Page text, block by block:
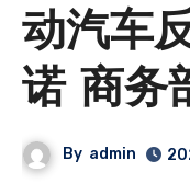
动汽车
诺 商务
By admin